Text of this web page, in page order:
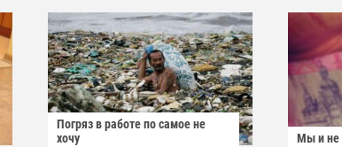
Погряз в работе по самое не
хочу
Мы и не